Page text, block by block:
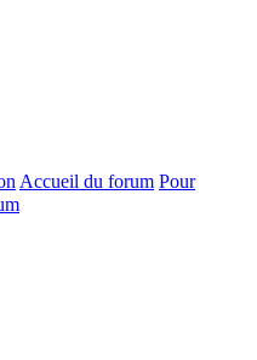
Accueil du forum Pour